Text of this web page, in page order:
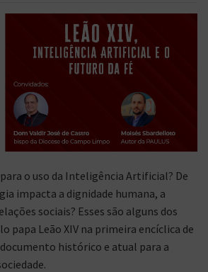
o uso da Inteligência Artificial? De
impacta a dignidade humana, a
sociais? Esses são alguns dos
papa Leão XIV na primeira encíclica de
histórico e atual para a